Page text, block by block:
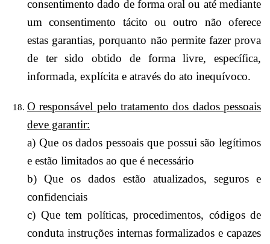
consentimento dado de forma oral ou até mediante
um consentimento tácito ou outro não oferece
estas garantias, porquanto não permite fazer prova
de ter sido obtido de forma livre, específica,
informada, explícita e através do ato inequívoco.
O responsável pelo tratamento dos dados pessoais
deve garantir:
a) Que os dados pessoais que possui são legítimos
e estão limitados ao que é necessário
b) Que os dados estão atualizados, seguros e
confidenciais
c) Que tem políticas, procedimentos, códigos de
conduta instruções internas formalizados e capazes